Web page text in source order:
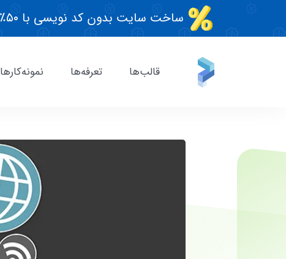
ساخت سایت بدون کد نویسی با ۵۰٪ تخفیف، مدت محدود
قالب‌ها تعرفه‌ها نمونه‌کارها